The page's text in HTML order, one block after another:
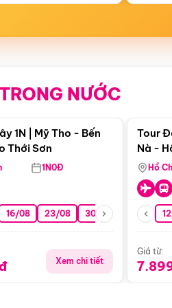
NƯỚC
Điểm nổi bật
1N | Mỹ Tho - Bến
Thới Sơn
1N0Đ
16/08 23/08 30/08 06/09
Xem chi tiết
Tour
Nà -
Nha
Hồ
Giá từ: